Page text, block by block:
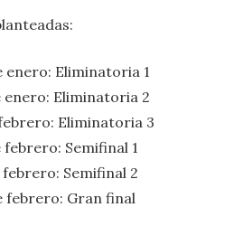
enero: Eliminatoria 1
enero: Eliminatoria 2
Eliminatoria 3
febrero: Semifinal 1
febrero: Semifinal 2
febrero: Gran final